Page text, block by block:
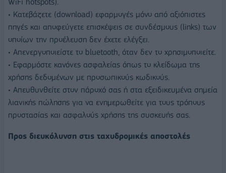
WiFi hotspots).
• Κατεβάζετε (download) εφαρμογές μόνο από αξιόπιστες
πηγές και αποφεύγετε επισκέψεις σε συνδέσμους (links) των
οποίων την προέλευση δεν έχετε ελέγξει.
• Απενεργοποιείστε το bluetooth, όταν δεν το χρησιμοποιείτε.
• Εφαρμόστε κανόνες ασφαλείας όπως το κλείδωμα της
χρήσης δεδομένων με προσωπικούς κωδικούς.
• Απευθυνθείτε στον πάροχό σας ή στα εξειδικευμένα σημεία
λιανικής πώλησης για να ενημερωθείτε για τους τρόπους
προστασίας και ασφαλούς χρήσης της συσκευής σας.
Προς διευκόλυνση στις ταχυδρομικές αποστολές